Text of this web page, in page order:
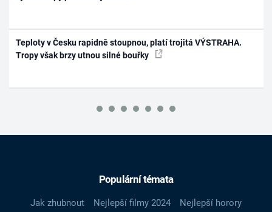
Teploty v Česku rapidně stoupnou, platí trojitá VÝSTRAHA.
Tropy však brzy utnou silné bouřky
Populární témata
Jak zhubnout Nejlepší filmy 2024
Nejlepší horory